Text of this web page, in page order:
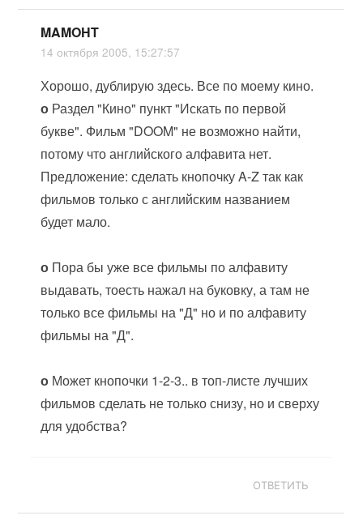
MAMOHT
14 октября 2005, 15:27:57
Хорошо, дублирую здесь. Все по моему кино.
о Раздел "Кино" пункт "Искать по первой
букве". Фильм "DOOM" не возможно найти,
потому что английского алфавита нет.
Предложение: сделать кнопочку A-Z так как
фильмов только с английским названием
будет мало.
о Пора бы уже все фильмы по алфавиту
выдавать, тоесть нажал на буковку, а там не
только все фильмы на "Д" но и по алфавиту
фильмы на "Д".
о Может кнопочки 1-2-3.. в топ-листе лучших
фильмов сделать не только снизу, но и сверху
для удобства?
ОТВЕТИТЬ